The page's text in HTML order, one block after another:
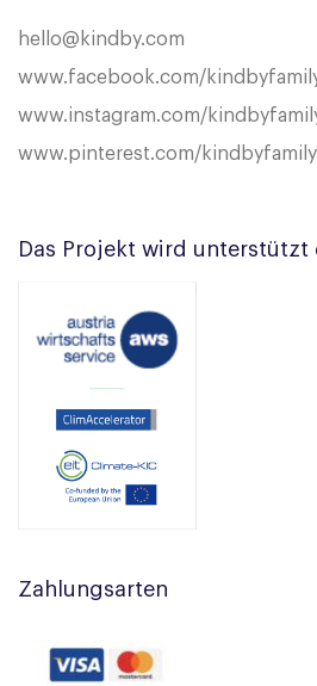
hello@kindby.com
www.facebook.com/
www.instagram.com/
www.pinterest.com/kindbyfamily
Das Projekt wird unterstützt
Zahlungsarten